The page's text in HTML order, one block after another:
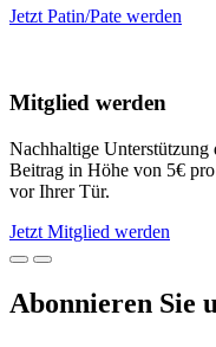
Jetzt Patin/Pate werden
Mitglied werden
Nachhaltige
Beitrag in Höhe von 5€
vor Ihrer Tür.
Jetzt Mitglied werden
Abonnieren Sie